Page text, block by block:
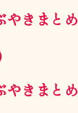
やきまとめ
やきまとめ